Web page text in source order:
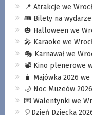
📍 Atrakcje we
🎟️ Bilety na
🎃 Halloween we
🎤 Karaoke we
🎭 Karnawał we
📽️ Kino plenerowe
🧳 Majówka 2026 we
🌙 Noc Muzeów
💌 Walentynki we
🎈Dzień Dziecka